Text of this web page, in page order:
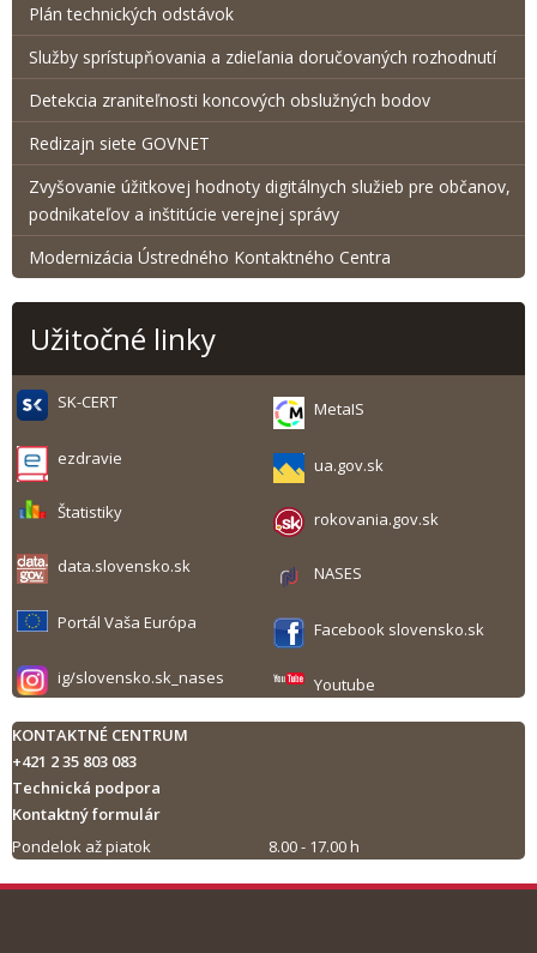
Plán technických odstávok
Služby sprístupňovania a zdieľania doručovaných rozhodnutí
Detekcia zraniteľnosti koncových obslužných bodov
Redizajn siete GOVNET
Zvyšovanie úžitkovej hodnoty digitálnych služieb pre občanov,
podnikateľov a inštitúcie verejnej správy
Modernizácia Ústredného Kontaktného Centra
Užitočné linky
SK-CERT MetaIS
ezdravie ua.gov.sk
Štatistiky rokovania.gov.sk
data.slovensko.sk NASES
Portál Vaša Európa Facebook slovensko.sk
ig/slovensko.sk_nases Youtube
KONTAKTNÉ CENTRUM
+421 2 35 803 083
Technická podpora
Kontaktný formulár
Pondelok až piatok
8.00 - 17.00 h
Tlač obsahu